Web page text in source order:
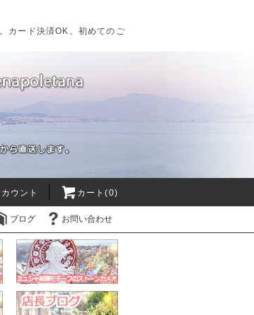
カード決済OK。初めてのご
ウント カート(0)
ブログ お問い合わせ